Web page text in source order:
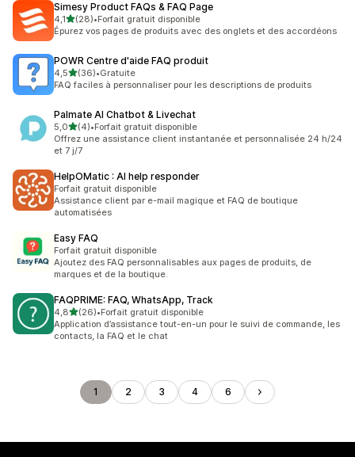
Simesy Product FAQs & FAQ Page
4,1étoile(s) sur 5
(28)
28 avis au total
•Forfait gratuit disponible
Épurez vos pages de produits avec des onglets et des accordéons
POWR Centre d'aide FAQ produit
4,5étoile(s) sur 5
(36)
36 avis au total
•Gratuite
FAQ faciles à personnaliser pour les descriptions de produits
Palmate AI Chatbot & Livechat
5,0étoile(s) sur 5
(4)
4 avis au total
•Forfait gratuit disponible
Offrez une assistance client instantanée et personnalisée 24 h/24
et 7 j/7
HelpOMatic : AI help responder
Forfait gratuit disponible
Assistance client par e-mail magique et FAQ de boutique
automatisées
Easy FAQ
Forfait gratuit disponible
Ajoutez des FAQ personnalisables aux pages de produits, de
marques et de la boutique.
FAQPRIME: FAQ, WhatsApp, Track
4,8étoile(s) sur 5
(26)
26 avis au total
•Forfait gratuit disponible
Application d’assistance tout-en-un pour le suivi de commande, les
contacts, la FAQ et le chat
1 2 3 4 6